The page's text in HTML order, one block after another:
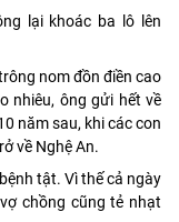
lại khoác ba lô lên
nom đồn điền cao
nhiêu, ông gửi hết về
năm sau, khi các con
về Nghệ An.
tật. Vì thế cả ngày
chồng cũng tẻ nhạt